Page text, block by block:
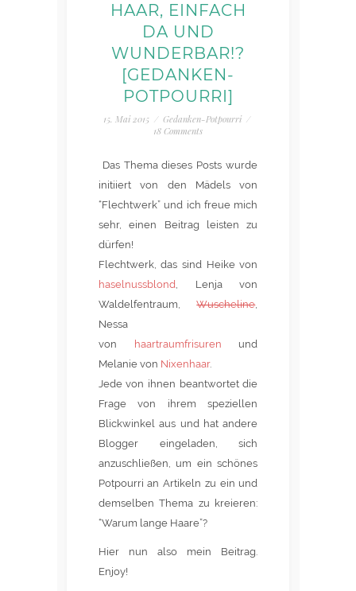
HAAR, EINFACH
DA UND
WUNDERBAR!?
[GEDANKEN-
POTPOURRI]
15. Mai 2015 / Gedanken-Potpourri /
18 Comments
Das Thema dieses Posts wurde
initiiert von den Mädels von
“Flechtwerk” und ich freue mich
sehr, einen Beitrag leisten zu
dürfen!
Flechtwerk, das sind Heike von
haselnussblond, Lenja von
Waldelfentraum,Wuscheline,
Nessa
von
haartraumfrisuren und
Melanie von Nixenhaar.
Jede von ihnen beantwortet die
Frage von ihrem speziellen
Blickwinkel aus und hat andere
Blogger eingeladen, sich
anzuschließen, um ein schönes
Potpourri an Artikeln zu ein und
demselben Thema zu kreieren:
“Warum lange Haare”?
Hier nun also mein Beitrag.
Enjoy!